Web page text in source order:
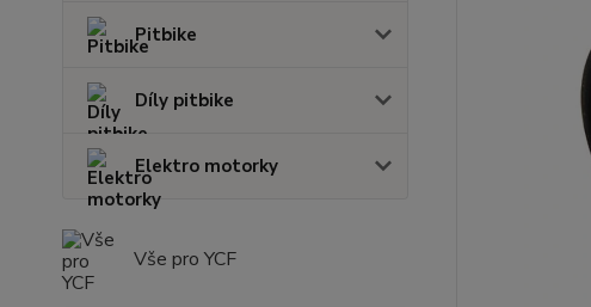
Pitbike
Díly pitbike
Elektro motorky
Vše pro YCF